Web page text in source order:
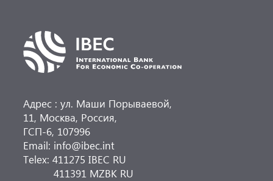
Адрес : ул. Маши Порываевой,
11, Москва, Россия,
ГСП-6, 107996
Email: info@ibec.int
Telex: 411275 IBEC RU
411391 MZBK RU